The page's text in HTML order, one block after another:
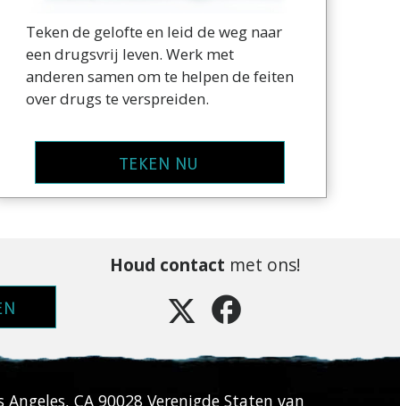
Teken de gelofte en leid de weg naar
een drugsvrij leven. Werk met
anderen samen om te helpen de feiten
over drugs te verspreiden.
TEKEN NU
Houd contact met ons!
Angeles,CA 90028 Verenigde Staten van